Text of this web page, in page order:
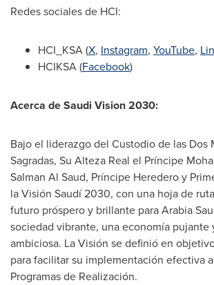
Redes sociales de HCI:
HCI_KSA (X, Instagram, YouTube,
HCIKSA (Facebook)
Acerca de Saudi Vision 2030:
Bajo el liderazgo del Custodio de las Dos
Sagradas, Su Alteza Real el Príncipe
Salman Al Saud, Príncipe Heredero y
la Visión Saudí 2030, con una hoja de
futuro próspero y brillante para Arabia
sociedad vibrante, una economía pujante
ambiciosa. La Visión se definió en
para facilitar su implementación efectiva
Programas de Realización.